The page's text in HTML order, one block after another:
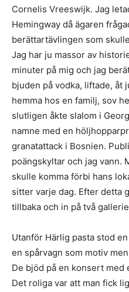
Cornelis Vreeswijk. Jag
Hemingway då ägaren
berättartävlingen som
Jag har ju massor av
minuter på mig och jag
bjuden på vodka, liftade, åt
hemma hos en familj, sov
slutligen åkte slalom i
namne med en
granatattack i Bosnien.
poängskyltar och jag vann.
skulle komma förbi hans
sitter varje dag. Efter detta
tillbaka och in på två
Utanför Härlig pasta stod
en spårvagn som motiv
De bjöd på en konsert
Det roliga var att man fick